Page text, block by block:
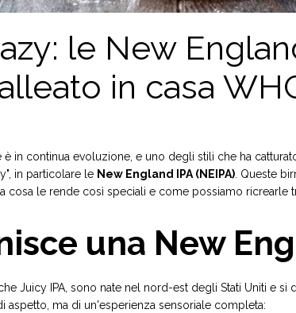
le New
in casa
è in continua evoluzione, e uno degli stili che ha
in particolare le New England IPA (NEIPA). Queste
cosa le rende così speciali e come possiamo ricrearle
una New
Juicy IPA, sono nate nel nord-est degli Stati Uniti e si
aspetto, ma di un'esperienza sensoriale completa: